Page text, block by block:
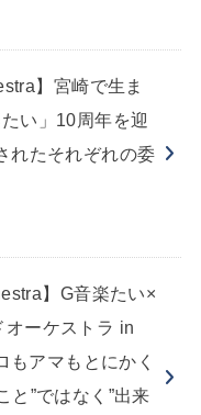
】宮崎で生ま
い」10周年を迎
れたそれぞれの委
】G音楽たい×
ーケストラ in
アマもとにかく
と”ではなく”出来